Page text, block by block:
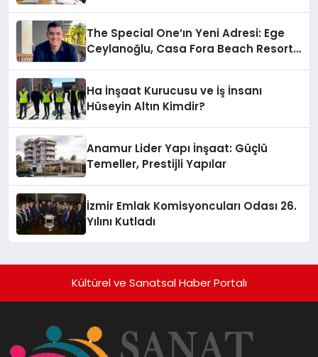
The Special One’ın Yeni Adresi: Ege
Ceylanoğlu, Casa Fora Beach Resort
Ha İnşaat Kurucusu ve İş İnsanı
Hüseyin Altın Kimdir?
Anamur Lider Yapı İnşaat: Güçlü
Temeller, Prestijli Yapılar
İzmir Emlak Komisyoncuları Odası 26.
Yılını Kutladı
Kültürel ve Sanatsal Haber Portalı